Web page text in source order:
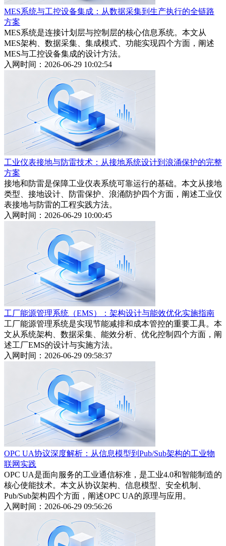
MES系统与工控设备集成：从数据采集到生产执行的全链路
方案
MES系统是连接计划层与控制层的核心信息系统。本文从
MES架构、数据采集、集成模式、功能实现四个方面，阐述
MES与工控设备集成的设计方法。
入网时间：2026-06-29 10:02:54
工业仪表接地与防雷技术：从接地系统设计到浪涌保护的完整
方案
接地和防雷是保障工业仪表系统可靠运行的基础。本文从接地
类型、接地设计、防雷保护、浪涌防护四个方面，阐述工业仪
表接地与防雷的工程实践方法。
入网时间：2026-06-29 10:00:45
工厂能源管理系统（EMS）：架构设计与能效优化实施指南
工厂能源管理系统是实现节能减排和成本管控的重要工具。本
文从系统架构、数据采集、能效分析、优化控制四个方面，阐
述工厂EMS的设计与实施方法。
入网时间：2026-06-29 09:58:37
OPC UA协议深度解析：从信息模型到Pub/Sub架构的工业物
联网实践
OPC UA是面向服务的工业通信标准，是工业4.0和智能制造的
核心使能技术。本文从协议架构、信息模型、安全机制、
Pub/Sub架构四个方面，阐述OPC UA的原理与应用。
入网时间：2026-06-29 09:56:26